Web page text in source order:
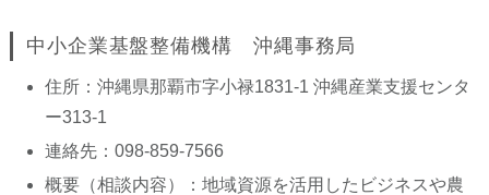
中小企業基盤整備機構 沖縄事務局
住所：沖縄県那覇市字小禄1831-1 沖縄産業支援センタ
ー313-1
連絡先：098-859-7566
概要（相談内容）：地域資源を活用したビジネスや農